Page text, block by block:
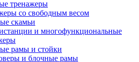
тренажеры
со свободным весом
скамьи
и многофункциональные
рамы и стойки
и блочные рамы